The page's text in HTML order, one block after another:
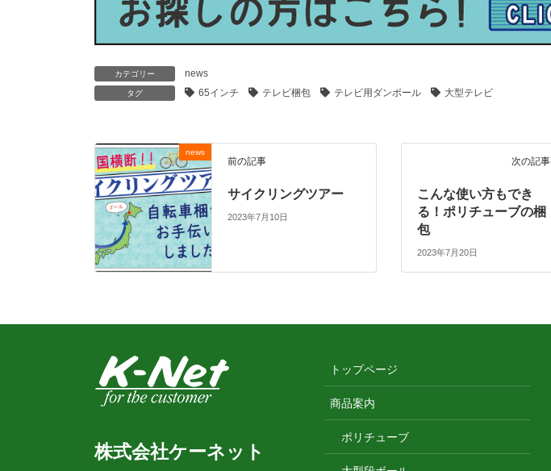
カテゴリー news
タグ 65インチ テレビ梱包 テレビ用ダンボール 大型テレビ
news
前の記事
サイクリングツアー
2023年7月10日
次の記事
こんな使い方もでき
る！ポリチューブの梱
包
2023年7月20日
株式会社ケーネット
トップページ
商品案内
ポリチューブ